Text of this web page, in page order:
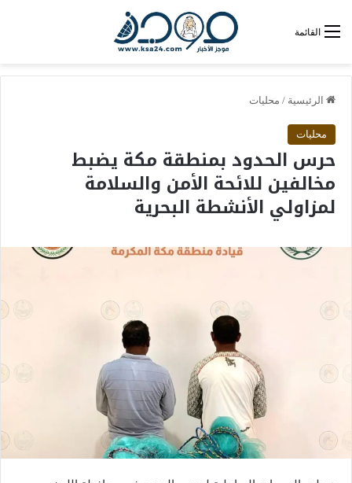
القائمة
الرئيسية / محليات
محليات
حرس الحدود بمنطقة مكة يضبط
مخالفين للائحة الأمن والسلامة
لمزاولي الأنشطة البحرية